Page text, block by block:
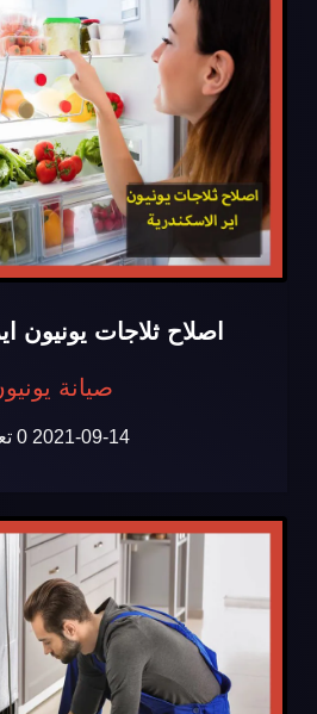
اصلاح ثلاجات يونيون
صيانة
2021-09-14 0 تعليقات